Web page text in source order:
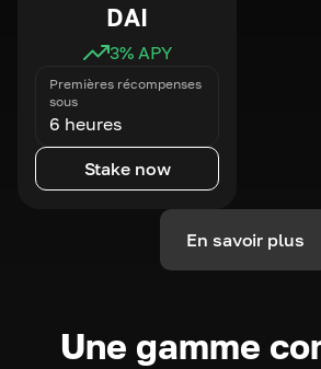
DAI
3% APY
Premières récompenses
sous
6 heures
Stake now
En savoir plus
Une gamme